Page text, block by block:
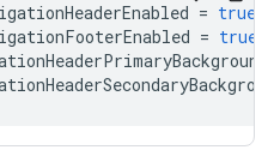
= true
= true